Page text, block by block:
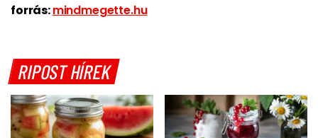
forrás:mindmegette.hu
RIPOST HÍREK